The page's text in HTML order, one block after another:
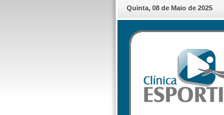
Quinta, 08de Maiode 2025